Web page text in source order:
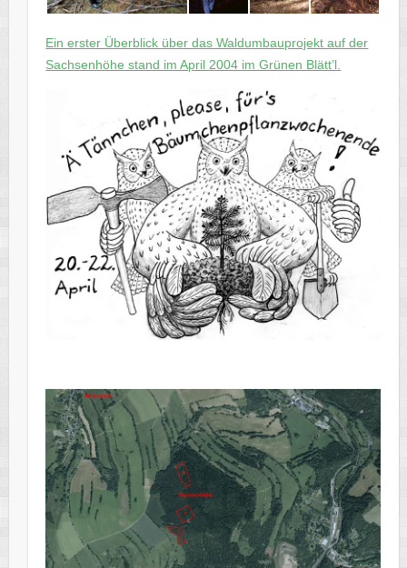
Ein erster Überblick über das Waldumbauprojekt auf der
Sachsenhöhe stand im April 2004 im Grünen Blätt’l.